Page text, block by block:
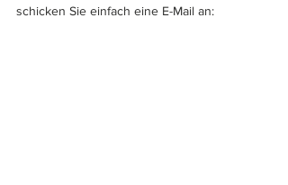
schicken Sie einfach eine E-Mail an: